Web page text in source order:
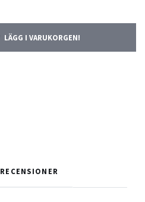
LÄGG I VARUKORGEN!
RECENSIONER